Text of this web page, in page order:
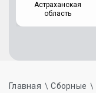
Астраханская
область
Главная Сборные